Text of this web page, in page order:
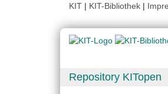
KIT | KIT-Bibliothek |
Repository KITopen